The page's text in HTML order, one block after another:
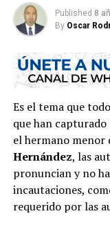
Published 8
By Oscar
Es el tema que
que han capturado
el hermano menor
Hernández, las
pronuncian y no
incautaciones,
requerido por las